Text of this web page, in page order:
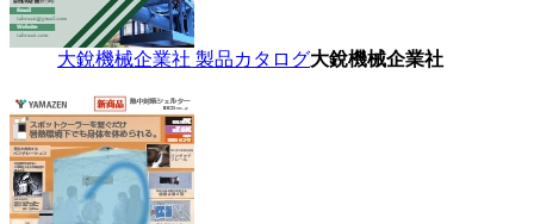
大銳機械企業社 製品カタログ大銳機械企業社